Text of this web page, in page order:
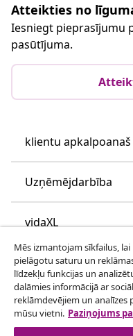
Atteikties no
Iesniegt pieprasījumu
pasūtījuma.
klientu apkalpoanaš
Uzņēmējdarbība
vidaXL
Apskatiet vairāk
Mēs izmantojam sīkfailus,
pielāgotu saturu un
līdzekļu funkcijas un
dalāmies informācijā ar
reklāmdevējiem un
mūsu vietni. Paziņojums